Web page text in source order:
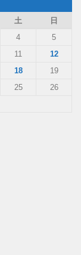
土
日
4
5
11
12
18
19
25
26